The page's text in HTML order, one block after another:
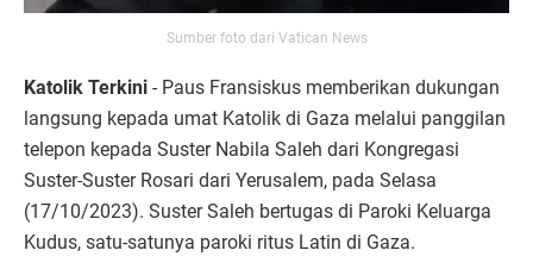
Sumber foto dari Vatican News
Katolik Terkini - Paus Fransiskus memberikan dukungan
langsung kepada umat Katolik di Gaza melalui panggilan
telepon kepada Suster Nabila Saleh dari Kongregasi
Suster-Suster Rosari dari Yerusalem, pada Selasa
(17/10/2023). Suster Saleh bertugas di Paroki Keluarga
Kudus, satu-satunya paroki ritus Latin di Gaza.